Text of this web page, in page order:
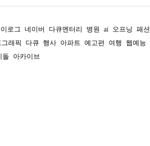
로그 네이버 다큐멘터리 병원 ai 오프닝 패션
그래픽 다큐 행사 아파트 예고편 여행 웹예능
돌 아카이브